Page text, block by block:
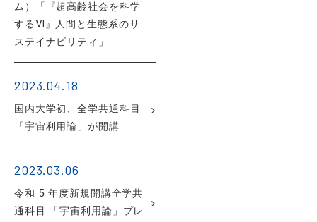
ム）「『超高齢社会を科学
するⅥ』人間と生態系のサ
ステイナビリティ」
2023.04.18
国内大学初、全学共通科目
「宇宙利用論」が開講
2023.03.06
令和 5 年度新規開講全学共
通科目 「宇宙利用論」プレ